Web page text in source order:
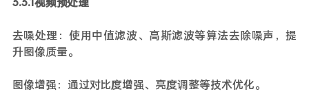
去噪处理：使用中值滤波、高斯滤波等算法去除噪声，提
升图像质量。
图像增强：通过对比度增强、亮度调整等技术优化。